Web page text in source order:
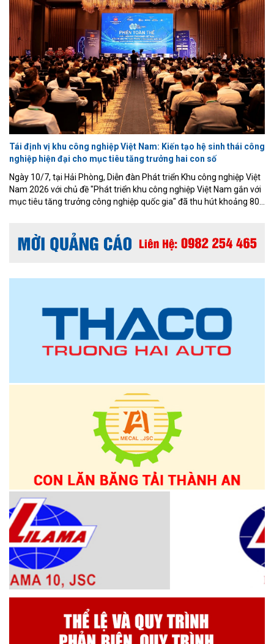
Tái định vị khu công nghiệp Việt Nam: Kiến tạo hệ sinh thái công
nghiệp hiện đại cho mục tiêu tăng trưởng hai con số
Ngày 10/7, tại Hải Phòng, Diễn đàn Phát triển Khu công nghiệp Việt
Nam 2026 với chủ đề "Phát triển khu công nghiệp Việt Nam gắn với
mục tiêu tăng trưởng công nghiệp quốc gia" đã thu hút khoảng 800
chuyên gia và doanh nghiệp trong nước, quốc tế.